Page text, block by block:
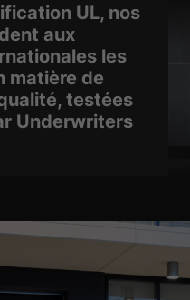
UL, nos
aux
les
matière de
testées
Underwriters